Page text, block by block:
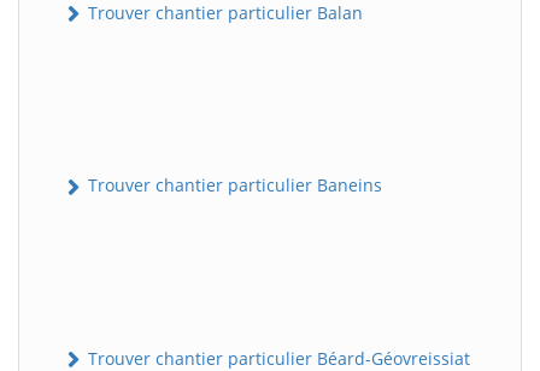
Trouver chantier particulier Balan
Trouver chantier particulier Baneins
Trouver chantier particulier Béard-Géovreissiat